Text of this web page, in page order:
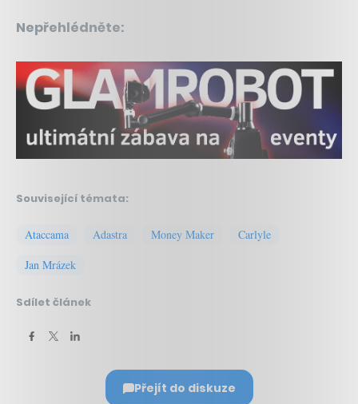
Nepřehlédněte:
Související témata:
Ataccama Adastra Money Maker
Carlyle
Jan Mrázek
Sdílet článek
Přejít do diskuze